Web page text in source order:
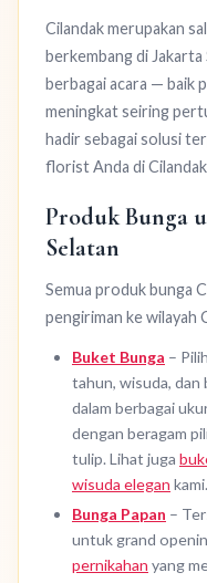
Cilandak merupakan
berkembang di
berbagai acara — baik
meningkat seiring
hadir sebagai solusi
florist Anda di
Produk Bunga
Selatan
Semua produk bunga
pengiriman ke wilayah
Buket Bunga –
tahun, wisuda, dan
dalam berbagai
dengan beragam
tulip. Lihat juga
wisuda elegan kami.
Bunga Papan –
untuk grand
pernikahan yang